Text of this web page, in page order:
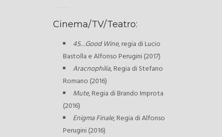
Cinema/TV/Teatro:
45…Good Wine, regia di Lucio
Bastolla e Alfonso Perugini (2017)
Aracnophilia, Regia di Stefano
Romano (2016)
Mute, Regia di Brando Improta
(2016)
Enigma Finale, Regia di Alfonso
Perugini (2016)